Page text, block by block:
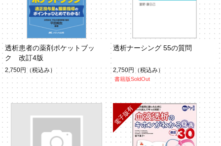
透析患者の薬剤ポケットブッ
ク 改訂4版
2,750円 （税込み）
透析ナーシング 55の質問
2,750円 （税込み）
書籍版SoldOut